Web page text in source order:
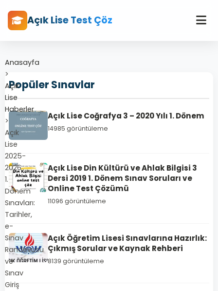
Açık Lise Test Çöz
Anasayfa
>
Açık
Lise
Haberler
>
Açık
Lise
2025-
2026
1.
Dönem
Sınavları:
Tarihler,
e-
Sınav
Randevusu
ve
Sınav
Giriş
Popüler Sınavlar
Açık Lise Coğrafya 3 – 2020 Yılı 1. Dönem
14985 görüntüleme
Açık Lise Din Kültürü ve Ahlak Bilgisi 3
Dersi 2019 1. Dönem Sınav Soruları ve
Online Test Çözümü
11096 görüntüleme
Açık Öğretim Lisesi Sınavlarına Hazırlık:
Çıkmış Sorular ve Kaynak Rehberi
8139 görüntüleme